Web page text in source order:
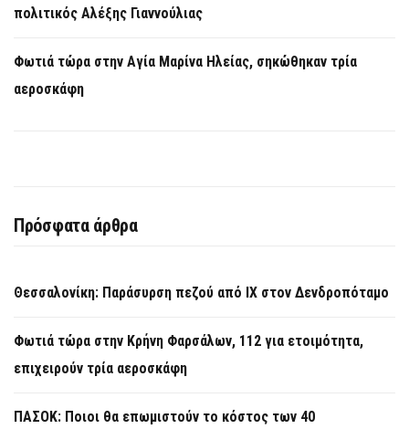
πολιτικός Αλέξης Γιαννούλιας
Φωτιά τώρα στην Aγία Μαρίνα Ηλείας, σηκώθηκαν τρία
αεροσκάφη
Πρόσφατα άρθρα
Θεσσαλονίκη: Παράσυρση πεζού από ΙΧ στον Δενδροπόταμο
Φωτιά τώρα στην Κρήνη Φαρσάλων, 112 για ετοιμότητα,
επιχειρούν τρία αεροσκάφη
ΠΑΣΟΚ: Ποιοι θα επωμιστούν το κόστος των 40